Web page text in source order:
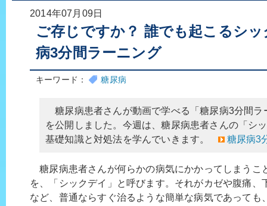
2014年07月09日
ご存じですか？ 誰でも起こるシ
病3分間ラーニング
キーワード： 糖尿病
糖尿病患者さんが動画で学べる「糖尿病3分間ラ
を公開しました。今週は、糖尿病患者さんの「シ
基礎知識と対処法を学んでいきます。
糖尿病3
糖尿病患者さんが何らかの病気にかかってしまうこ
を、「シックデイ」と呼びます。それがカゼや腹痛、
など、普通ならすぐ治るような簡単な病気であっても